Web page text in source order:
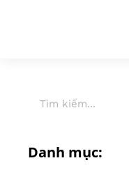
Danh mục: